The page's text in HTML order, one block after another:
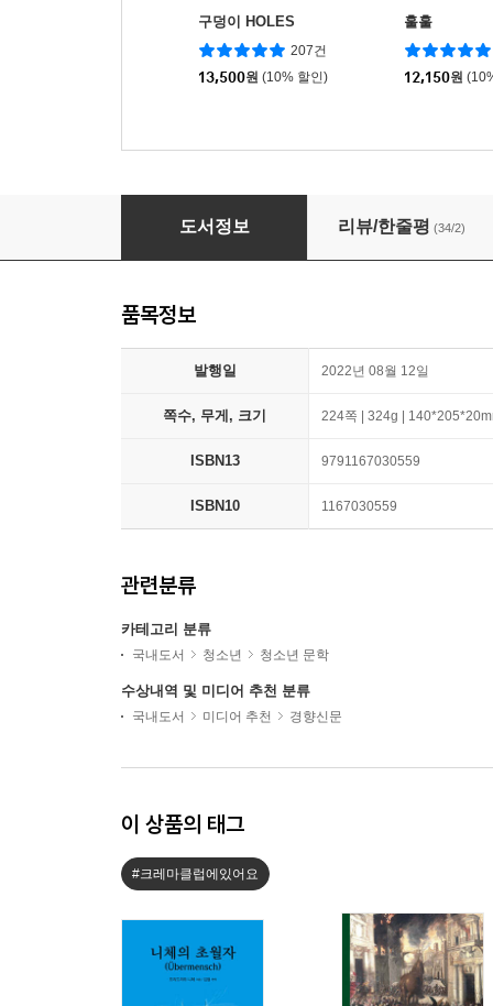
구덩이 HOLES
207건
13,500원 (10% 할인)
훌훌
12,150원
시간여행 가이드, 하얀 고양이
도서정보 리뷰/한줄평 (34/2)
품목정보
발행일 2022년 08월 12일
쪽수, 무게, 크기 224쪽 | 324g |
ISBN13 9791167030559
ISBN10 1167030559
관련분류
카테고리 분류
국내도서 청소년 청소년 문학
수상내역 및 미디어 추천 분류
국내도서 미디어 추천 경향신문
이 상품의 태그
#크레마클럽에있어요